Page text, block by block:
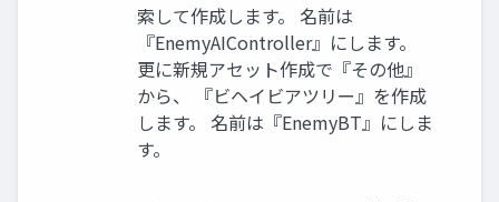
索して作成します。 名前は
『EnemyAIController』にします。
更に新規アセット作成で『その他』
から、 『ビヘイビアツリー』を作成
します。 名前は『EnemyBT』にしま
す。